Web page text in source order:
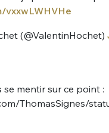
vxxwLWHVHe
(@ValentinHochet)
se mentir sur ce point :
ThomasSignes/